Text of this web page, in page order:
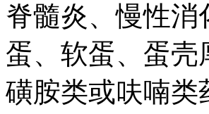
脊髓炎、慢性
蛋、软蛋、蛋壳
磺胺类或呋喃类